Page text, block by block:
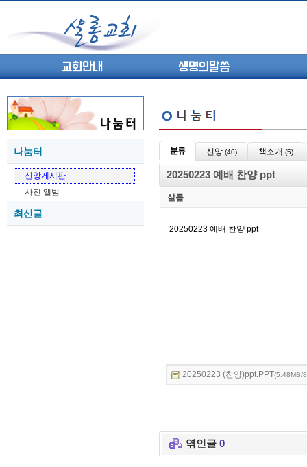
교회안내 생명의말씀
나눔터
신앙게시판
사진 앨범
최신글
05-27 (고린도전서13) 고전8:1-13 ...
05-26 (고린도전서12) 고전7:23-40 ...
05-21 (고린도전서11) 고전6:9-20 ...
05-20 (고린도전서9) 고전5:1-13 ...
분류 신앙 (40) 책소개 (5)
20250223 예배 찬양 ppt
샬롬
20250223 예배 찬양 ppt
20250223 (찬양)ppt.PPT(5.48MB/
엮인글 0